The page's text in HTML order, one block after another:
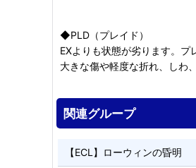
◆PLD（プレイド）
EXよりも状態が劣ります。プ
大きな傷や軽度な折れ、しわ
関連グループ
【ECL】ローウィンの昏明